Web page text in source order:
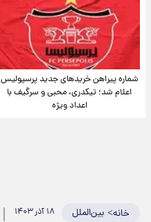
شماره پیراهن خریدهای جدید پرسپولیس
اعلام شد؛ تیکدری، محبی و سرگیف با
اعداد ویژه
خانه> بین‌الملل ۱۸ آذر ۱۴۰۳